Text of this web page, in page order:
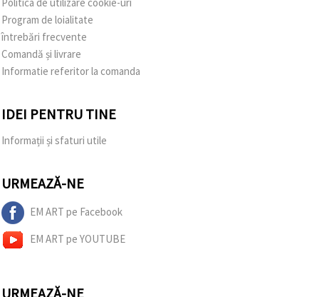
Program de loialitate
întrebări frecvente
Comandă și livrare
Informatie referitor la comanda
IDEI PENTRU TINE
Informații și sfaturi utile
URMEAZĂ-NE
EM ART pe Facebook
EM ART pe YOUTUBE
URMEAZĂ-NE